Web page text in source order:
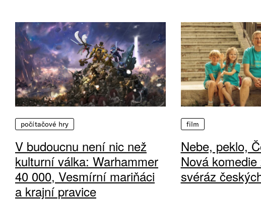
počítačové hry
V budoucnu není nic než
kulturní válka: Warhammer
40 000, Vesmírní mariňáci
a krajní pravice
film
Nebe, peklo,
Nová
svéráz